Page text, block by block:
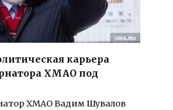
карьера
ХМАО под
ХМАО Вадим Шувалов